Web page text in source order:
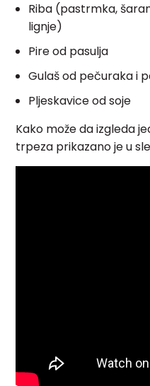
Riba (pastrmka,
lignje)
Pire od pasulja
Gulaš od pečuraka i
Pljeskavice od soje
Kako može da izgleda
trpeza prikazano je u